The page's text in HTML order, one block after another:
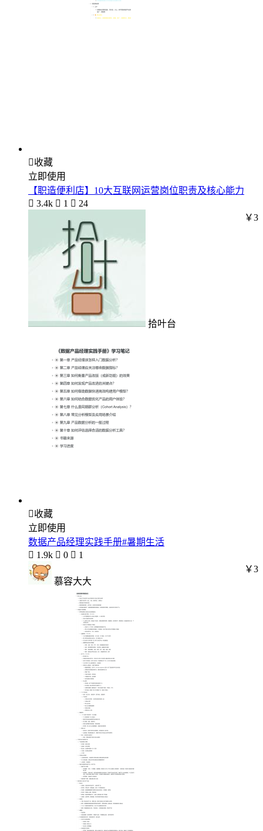
收藏
立即使用
【职造便利店】10大互联网运营岗位职责及核心能力
 3.4k  1  24
拾叶台
￥3
收藏
立即使用
数据产品经理实践手册#暑期生活
 1.9k  0  1
慕容大大
￥3